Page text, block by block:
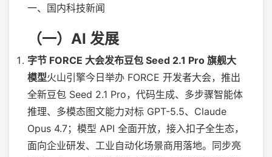
一、国内科技新闻
（一）AI 发展
字节 FORCE 大会发布豆包 Seed 2.1 Pro 旗舰大
模型火山引擎今日举办 FORCE 开发者大会，推出
全新豆包 Seed 2.1 Pro，代码生成、多步骤智能体
推理、多模态图文能力对标 GPT-5.5、Claude
Opus 4.7；模型 API 全面开放，接入扣子全生态，
面向企业研发、工业自动化场景商用落地。同步亮